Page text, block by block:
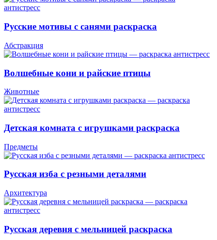
Русские мотивы с санями раскраска
Абстракция
Волшебные кони и райские птицы
Животные
Детская комната с игрушками раскраска
Предметы
Русская изба с резными деталями
Архитектура
Русская деревня с мельницей раскраска